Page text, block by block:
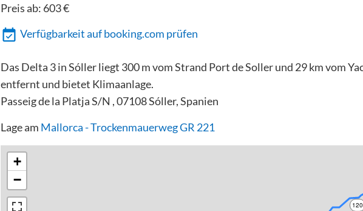
Preis ab: 603€
Verfügbarkeit auf booking.com prüfen
Das Delta 3 in Sóller liegt 300 m vom Strand Port de Soller und 29 km vom
entfernt und bietet Klimaanlage.
Passeig de la Platja S/N , 07108 Sóller, Spanien
Lage am Mallorca - Trockenmauerweg GR 221
120
+
−